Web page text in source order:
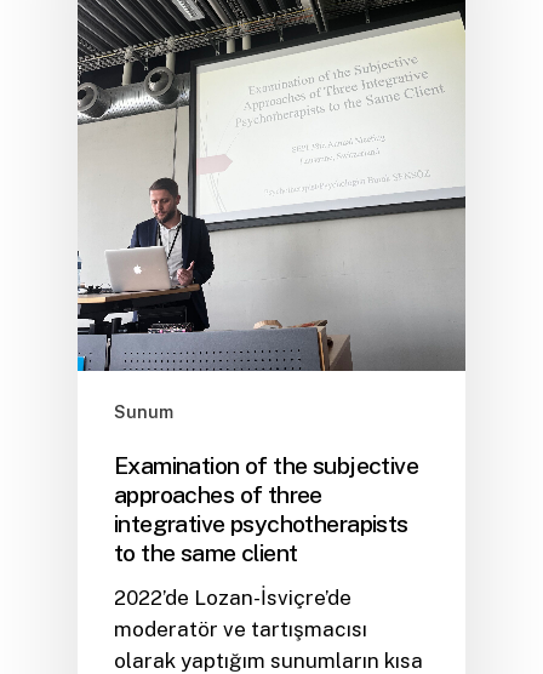
Sunum
Examination of the subjective
approaches of three
integrative psychotherapists
to the same client
2022’de Lozan-İsviçre’de
moderatör ve tartışmacısı
olarak yaptığım sunumların kısa